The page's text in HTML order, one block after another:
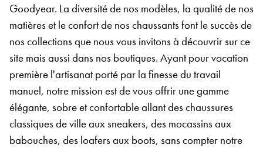
Goodyear. La diversité de nos modèles, la qualité de nos
matières et le confort de nos chaussants font le succès de
nos collections que nous vous invitons à découvrir sur ce
site mais aussi dans nos boutiques. Ayant pour vocation
première l'artisanat porté par la finesse du travail
manuel, notre mission est de vous offrir une gamme
élégante, sobre et confortable allant des chaussures
classiques de ville aux sneakers, des mocassins aux
babouches, des loafers aux boots, sans compter notre